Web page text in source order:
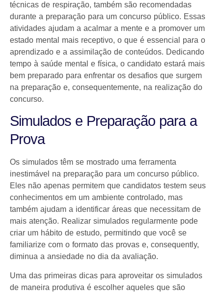
técnicas de respiração, também são recomendadas
durante a preparação para um concurso público. Essas
atividades ajudam a acalmar a mente e a promover um
estado mental mais receptivo, o que é essencial para o
aprendizado e a assimilação de conteúdos. Dedicando
tempo à saúde mental e física, o candidato estará mais
bem preparado para enfrentar os desafios que surgem
na preparação e, consequentemente, na realização do
concurso.
Simulados e Preparação para a
Prova
Os simulados têm se mostrado uma ferramenta
inestimável na preparação para um concurso público.
Eles não apenas permitem que candidatos testem seus
conhecimentos em um ambiente controlado, mas
também ajudam a identificar áreas que necessitam de
mais atenção. Realizar simulados regularmente pode
criar um hábito de estudo, permitindo que você se
familiarize com o formato das provas e, consequently,
diminua a ansiedade no dia da avaliação.
Uma das primeiras dicas para aproveitar os simulados
de maneira produtiva é escolher aqueles que são